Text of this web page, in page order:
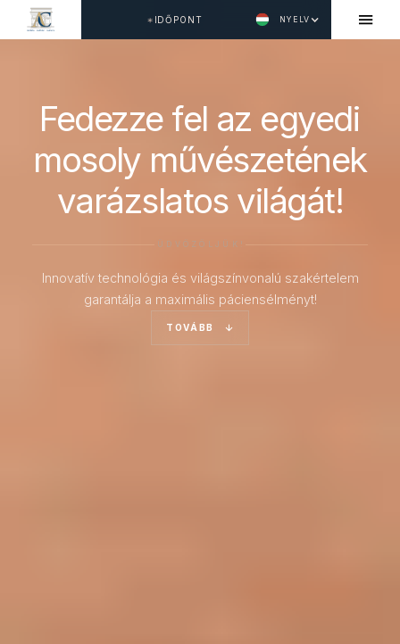
IDŐPONT NYELV
Fedezze fel az egyedi
mosoly művészetének
varázslatos világát!
ÜDVÖZÖLJÜK!
Innovatív technológia és világszínvonalú szakértelem
garantálja a maximális páciensélményt!
TOVÁBB